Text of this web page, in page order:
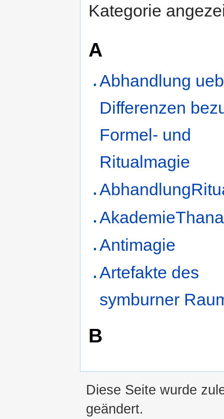
Kategorie
A
Abhandlung
Differenzen
Formel- und
Ritualmagie
Antimagie
Artefakte des
symburner
B
Diese Seite wurde
geändert.